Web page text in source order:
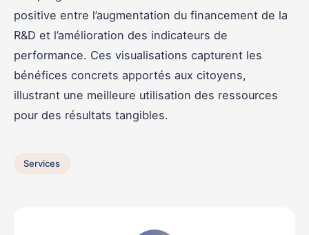
positive entre l’augmentation du financement de la
R&D et l’amélioration des indicateurs de
performance. Ces visualisations capturent les
bénéfices concrets apportés aux citoyens,
illustrant une meilleure utilisation des ressources
pour des résultats tangibles.
Services